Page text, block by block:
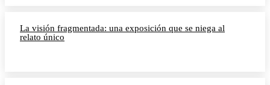
La visión fragmentada: una exposición que se niega al
relato único